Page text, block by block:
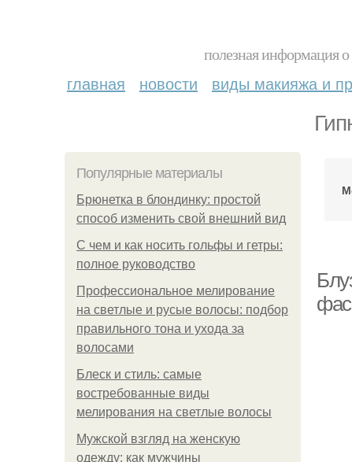
полезная информация
главная новости виды макияжа и
Популярные материалы
Брюнетка в блондинку: простой
способ изменить свой внешний вид
С чем и как носить гольфы и гетры:
полное руководство
Профессиональное мелирование
на светлые и русые волосы: подбор
правильного тона и ухода за
волосами
Блеск и стиль: самые
востребованные виды
мелирования на светлые волосы
Мужской взгляд на женскую
одежду: как мужчины